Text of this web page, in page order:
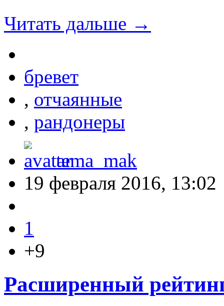
Читать дальше →
бревет
, отчаянные
, рандонеры
tema_mak
19 февраля 2016, 13:02
1
+9
Расширенный